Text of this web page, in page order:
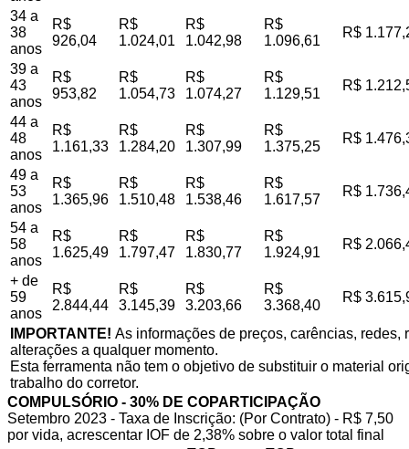
34 a
38
anos
R$
926,04
R$
1.024,01
R$
1.042,98
R$
1.096,61
R$
39 a
43
anos
R$
953,82
R$
1.054,73
R$
1.074,27
R$
1.129,51
R$
44 a
48
anos
R$
1.161,33
R$
1.284,20
R$
1.307,99
R$
1.375,25
R$
49 a
53
anos
R$
1.365,96
R$
1.510,48
R$
1.538,46
R$
1.617,57
R$
54 a
58
anos
R$
1.625,49
R$
1.797,47
R$
1.830,77
R$
1.924,91
R$
+ de
59
anos
R$
2.844,44
R$
3.145,39
R$
3.203,66
R$
3.368,40
R$
IMPORTANTE! As informações de preços, carências,
alterações a qualquer momento.
Esta ferramenta não tem o objetivo de substituir o material
trabalho do corretor.
COMPULSÓRIO - 30% DE COPARTICIPAÇÃO
Setembro 2023 - Taxa de Inscrição: (Por Contrato) - R$ 7,50
por vida, acrescentar IOF de 2,38% sobre o valor total final